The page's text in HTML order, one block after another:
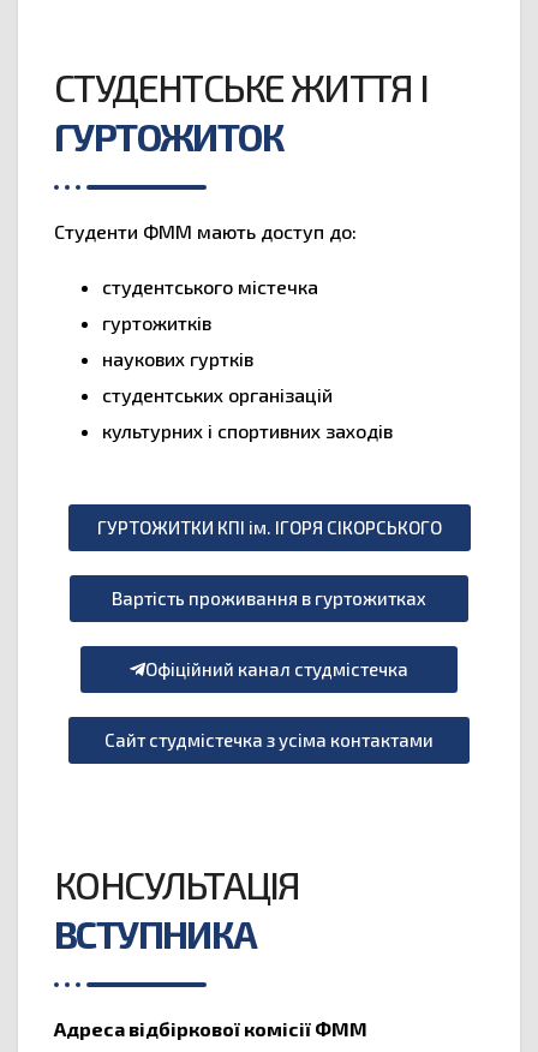
СТУДЕНТСЬКЕ ЖИТТЯ І
ГУРТОЖИТОК
Студенти ФММ мають доступ до:
студентського містечка
гуртожитків
наукових гуртків
студентських організацій
культурних і спортивних заходів
ГУРТОЖИТКИ КПІ ім. ІГОРЯ СІКОРСЬКОГО
Вартість проживання в гуртожитках
Офіційний канал студмістечка
Сайт студмістечка з усіма контактами
КОНСУЛЬТАЦІЯ
ВСТУПНИКА
Адреса відбіркової комісії ФММ